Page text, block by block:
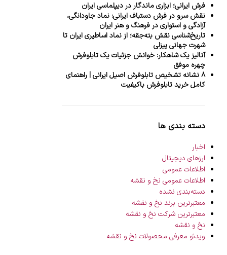
فرش ایرانی؛ ابزاری ماندگار در دیپلماسی ایران
نقش سرو در فرش دستباف ایرانی: نماد جاودانگی،
آزادگی و استواری در فرهنگ و هنر ایران
تاریخ‌شناسی نقش بته‌جقه؛ از نماد اساطیری ایران تا
شهرت جهانی پیزلی
آنالیز یک شاهکار: خوانش جزئیات یک تابلوفرش
چهره موفق
۸ نشانه تشخیص تابلوفرش اصیل ایرانی | راهنمای
کامل خرید تابلوفرش باکیفیت
دسته بندی ها
اخبار
ارزهای دیجیتال
اطلاعات عمومی
اطلاعات عمومی نخ و نقشه
دسته‌بندی نشده
معتبرترین برند نخ و نقشه
معتبرترین شرکت نخ و نقشه
نخ و نقشه
ویدئو معرفی محصولات نخ و نقشه